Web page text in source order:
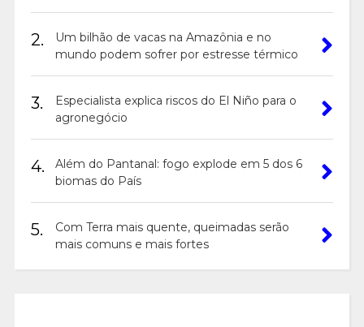
2.
Um bilhão de vacas na Amazônia e no
mundo podem sofrer por estresse térmico
3.
Especialista explica riscos do El Niño para o
agronegócio
4.
Além do Pantanal: fogo explode em 5 dos 6
biomas do País
5.
Com Terra mais quente, queimadas serão
mais comuns e mais fortes